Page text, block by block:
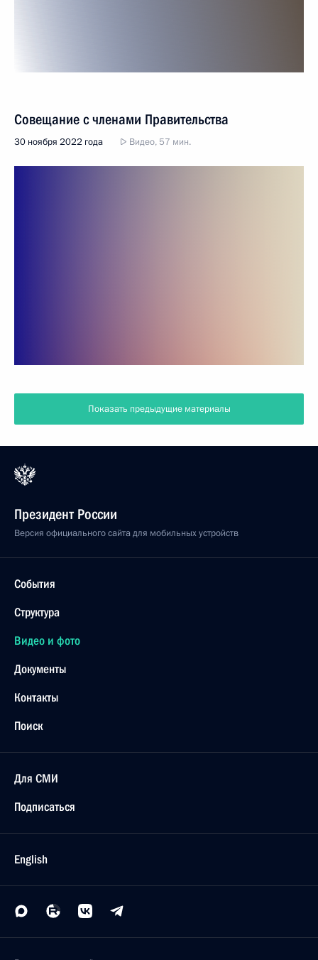
Совещание с членами Правительства
30 ноября 2022 года Видео, 57 мин.
Показать предыдущие материалы
Президент России
Версия официального сайта для мобильных устройств
События
Структура
Видео и фото
Документы
Контакты
Поиск
Для СМИ
Подписаться
English